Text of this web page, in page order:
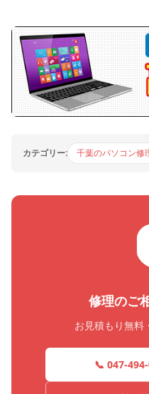
カテゴリー: 千葉のパソコン修
修理のご
お見積もり無料
📞 047-